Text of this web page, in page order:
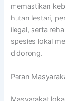
memastikan
hutan lestari,
ilegal, serta
spesies lokal
didorong.
Peran
Masyarakat